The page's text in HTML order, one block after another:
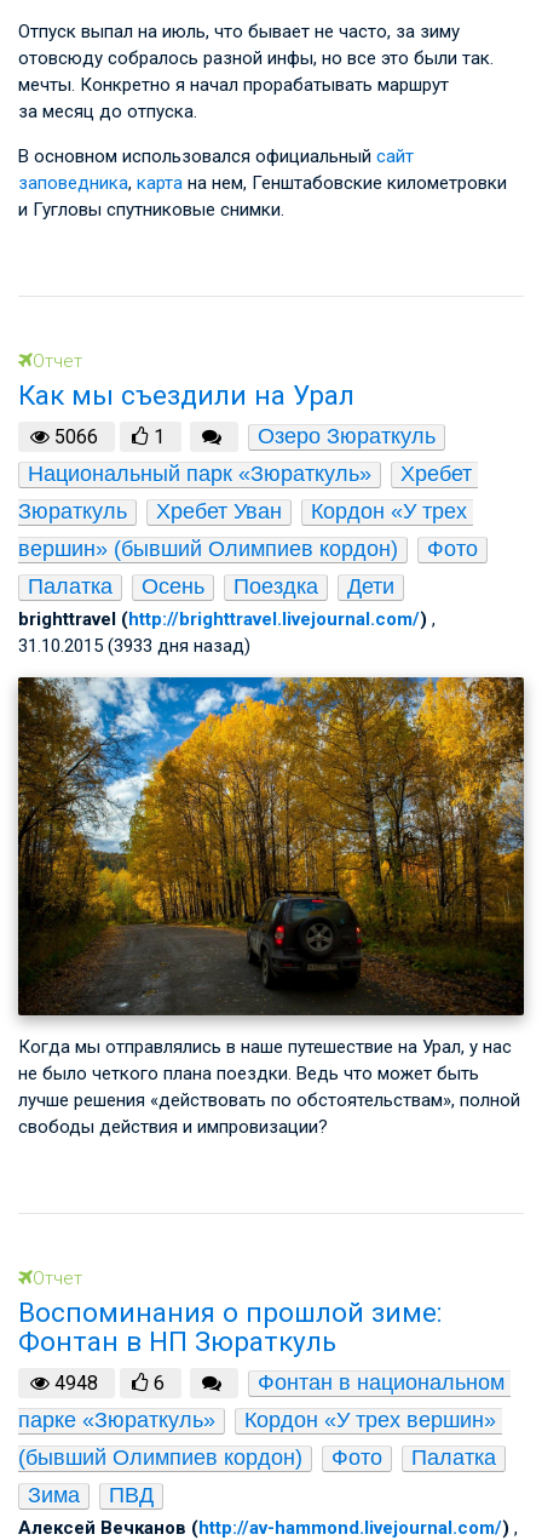
Отпуск выпал на июль, что бывает не часто, за зиму
отовсюду собралось разной инфы, но все это были так.
мечты. Конкретно я начал прорабатывать маршрут
за месяц до отпуска.
В основном использовался официальный сайт
заповедника, карта на нем, Генштабовские километровки
и Гугловы спутниковые снимки.
Отчет
Как мы съездили на Урал
5066 1
Озеро Зюраткуль
Национальный парк «Зюраткуль»
Хребет
Зюраткуль
Хребет Уван
Кордон «У трех
вершин» (бывший Олимпиев кордон)
Фото
Палатка
Осень Поездка Дети
brighttravel (http://brighttravel.livejournal.com/) ,
31.10.2015 (3933 дня назад)
Когда мы отправлялись в наше путешествие на Урал, у нас
не было четкого плана поездки. Ведь что может быть
лучше решения «действовать по обстоятельствам», полной
свободы действия и импровизации?
Отчет
Воспоминания о прошлой зиме:
Фонтан в НП Зюраткуль
4948 6
Фонтан в национальном
парке «Зюраткуль»
Кордон «У трех вершин»
(бывший Олимпиев кордон)
Фото
Палатка
Зима
ПВД
Алексей Вечканов (http://av-hammond.livejournal.com/) ,